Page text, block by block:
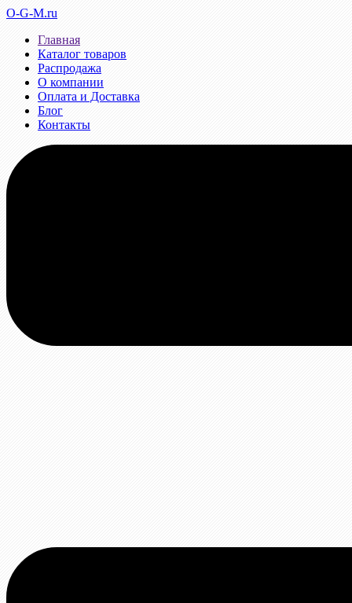
O-G-M.ru
Главная
Каталог товаров
Распродажа
О компании
Оплата и Доставка
Блог
Контакты